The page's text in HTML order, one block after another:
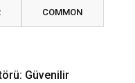
COMMON
Güvenilir